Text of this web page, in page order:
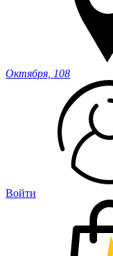
Октября, 108
Войти